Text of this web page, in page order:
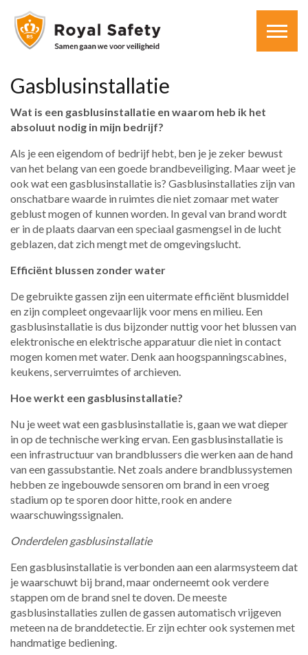
Gasblusinstallatie
Wat is een gasblusinstallatie en waarom heb ik het
absoluut nodig in mijn bedrijf?
Als je een eigendom of bedrijf hebt, ben je je zeker bewust
van het belang van een goede brandbeveiliging. Maar weet je
ook wat een gasblusinstallatie is? Gasblusinstallaties zijn van
onschatbare waarde in ruimtes die niet zomaar met water
geblust mogen of kunnen worden. In geval van brand wordt
er in de plaats daarvan een speciaal gasmengsel in de lucht
geblazen, dat zich mengt met de omgevingslucht.
Efficiënt blussen zonder water
De gebruikte gassen zijn een uitermate efficiënt blusmiddel
en zijn compleet ongevaarlijk voor mens en milieu. Een
gasblusinstallatie is dus bijzonder nuttig voor het blussen van
elektronische en elektrische apparatuur die niet in contact
mogen komen met water. Denk aan hoogspanningscabines,
keukens, serverruimtes of archieven.
Hoe werkt een gasblusinstallatie?
Nu je weet wat een gasblusinstallatie is, gaan we wat dieper
in op de technische werking ervan. Een gasblusinstallatie is
een infrastructuur van brandblussers die werken aan de hand
van een gassubstantie. Net zoals andere brandblussystemen
hebben ze ingebouwde sensoren om brand in een vroeg
stadium op te sporen door hitte, rook en andere
waarschuwingssignalen.
Onderdelen gasblusinstallatie
Een gasblusinstallatie is verbonden aan een alarmsysteem dat
je waarschuwt bij brand, maar onderneemt ook verdere
stappen om de brand snel te doven. De meeste
gasblusinstallaties zullen de gassen automatisch vrijgeven
meteen na de branddetectie. Er zijn echter ook systemen met
handmatige bediening.